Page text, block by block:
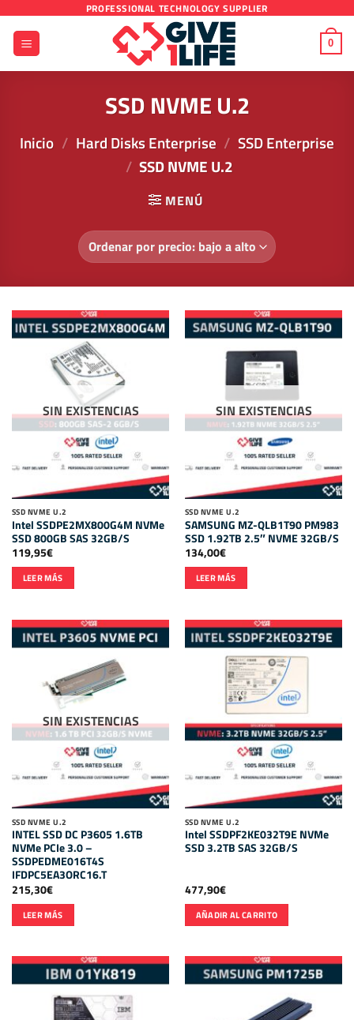
contenido
PROFESSIONAL TECHNOLOGY SUPPLIER
0
SSD NVME U.2
Inicio / Hard Disks Enterprise / SSD Enterprise
/ SSD NVME U.2
MENÚ
SIN EXISTENCIAS
SSD NVME U.2
Intel SSDPE2MX800G4M NVMe
SSD 800GB SAS 32GB/S
119,95€
LEER MÁS
SIN EXISTENCIAS
SSD NVME U.2
SAMSUNG MZ-QLB1T90 PM983
SSD 1.92TB 2.5″ NVME 32GB/S
134,00€
LEER MÁS
SIN EXISTENCIAS
SSD NVME U.2
INTEL SSD DC P3605 1.6TB
NVMe PCIe 3.0 –
SSDPEDME016T4S
IFDPC5EA3ORC16.T
215,30€
LEER MÁS
SSD NVME U.2
Intel SSDPF2KE032T9E NVMe
SSD 3.2TB SAS 32GB/S
477,90€
AÑADIR AL CARRITO